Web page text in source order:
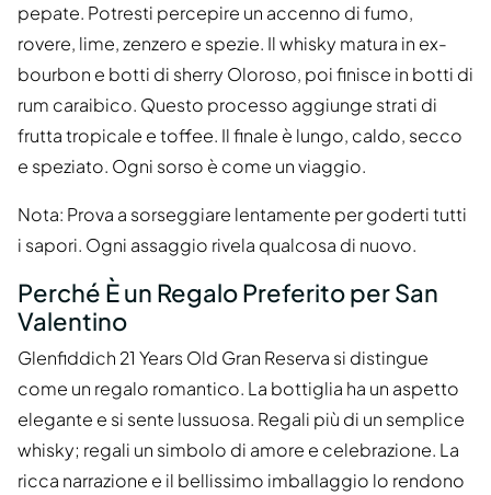
pepate. Potresti percepire un accenno di fumo,
rovere, lime, zenzero e spezie. Il whisky matura in ex-
bourbon e botti di sherry Oloroso, poi finisce in botti di
rum caraibico. Questo processo aggiunge strati di
frutta tropicale e toffee. Il finale è lungo, caldo, secco
e speziato. Ogni sorso è come un viaggio.
Nota: Prova a sorseggiare lentamente per goderti tutti
i sapori. Ogni assaggio rivela qualcosa di nuovo.
Perché È un Regalo Preferito per San
Valentino
Glenfiddich 21 Years Old Gran Reserva si distingue
come un regalo romantico. La bottiglia ha un aspetto
elegante e si sente lussuosa. Regali più di un semplice
whisky; regali un simbolo di amore e celebrazione. La
ricca narrazione e il bellissimo imballaggio lo rendono